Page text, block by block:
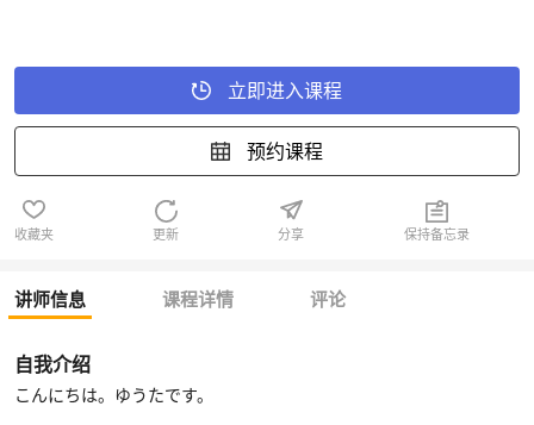
立即进入课程
预约课程
收藏夹 更新 分享 保持备忘录
讲师信息 课程详情 评论
自我介绍
こんにちは。ゆうたです。